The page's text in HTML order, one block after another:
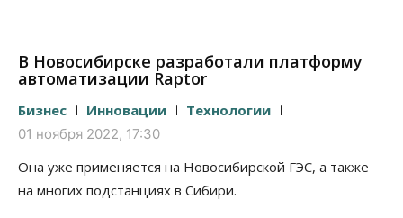
В Новосибирске разработали платформу
автоматизации Raptor
Бизнес Инновации Технологии
01 ноября 2022, 17:30
Она уже применяется на Новосибирской ГЭС, а также
на многих подстанциях в Сибири.